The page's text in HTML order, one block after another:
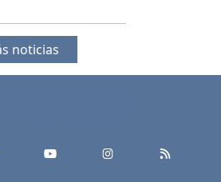
noticias